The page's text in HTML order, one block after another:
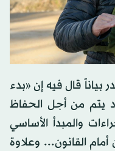
قال فيه إن «بدء
يتم من أجل الحفاظ
والمبدأ الأساسي
القانون... وعلاوة